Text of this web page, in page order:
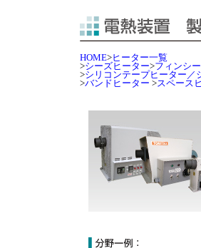
HOME>ヒーター一覧
>シーズヒーター>フィンシ
>シリコンテープヒーター／
>バンドヒーター >スペース